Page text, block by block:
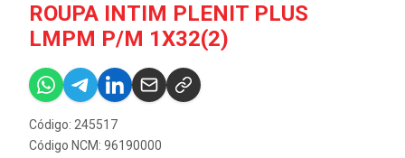
ROUPA INTIM PLENIT PLUS
LMPM P/M 1X32(2)
Código: 245517
Código NCM: 96190000